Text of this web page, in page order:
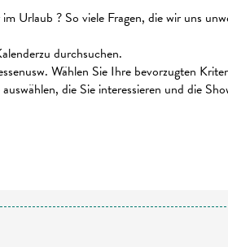
Urlaub ? So viele Fragen, die wir uns
durchsuchen.
Wählen Sie Ihre bevorzugten
die Sie interessieren und die